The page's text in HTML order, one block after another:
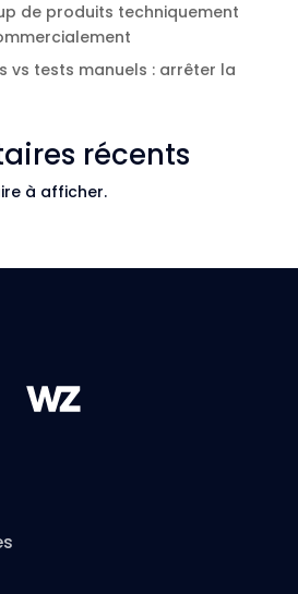
de produits techniquement
vs tests manuels : arrêter la
récents
à afficher.